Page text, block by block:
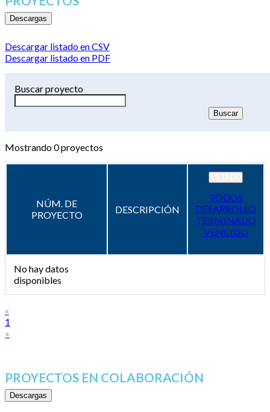
Descargas
Descargar listado en CSV
Descargar listado en PDF
Buscar proyecto
Mostrando0proyectos
NÚM. DE
PROYECTO
DESCRIPCIÓN
TODOS
DESARROLLO
TERMINADO
VENCIDO
No hay datos
disponibles
«
1
»
PROYECTOS EN COLABORACIÓN
Descargas